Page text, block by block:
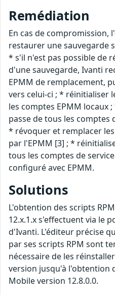
Remédiation
En cas de compromission,
restaurer une sauvegarde
* s'il n'est pas possible de
d'une sauvegarde, Ivanti
EPMM de remplacement,
vers celui-ci ; * réinitialiser
les comptes EPMM locaux
passe de tous les comptes
* révoquer et remplacer
par l'EPMM [3] ; *
tous les comptes de
configuré avec EPMM.
Solutions
L'obtention des scripts
12.x.1.x s'effectuent via le
d'Ivanti. L'éditeur précise
par ses scripts RPM sont
nécessaire de les
version jusqu'à l'obtention
Mobile version 12.8.0.0.